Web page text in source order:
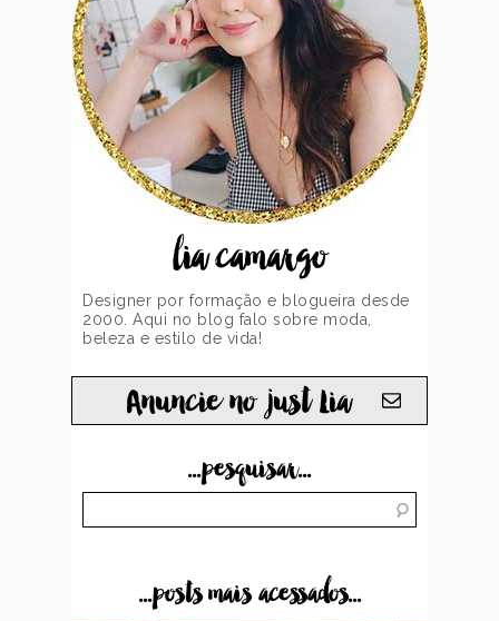
lia camargo
Designer por formação e blogueira desde
2000. Aqui no blog falo sobre moda,
beleza e estilo de vida!
Anuncie no just Lia
...pesquisar...
...posts mais acessados...